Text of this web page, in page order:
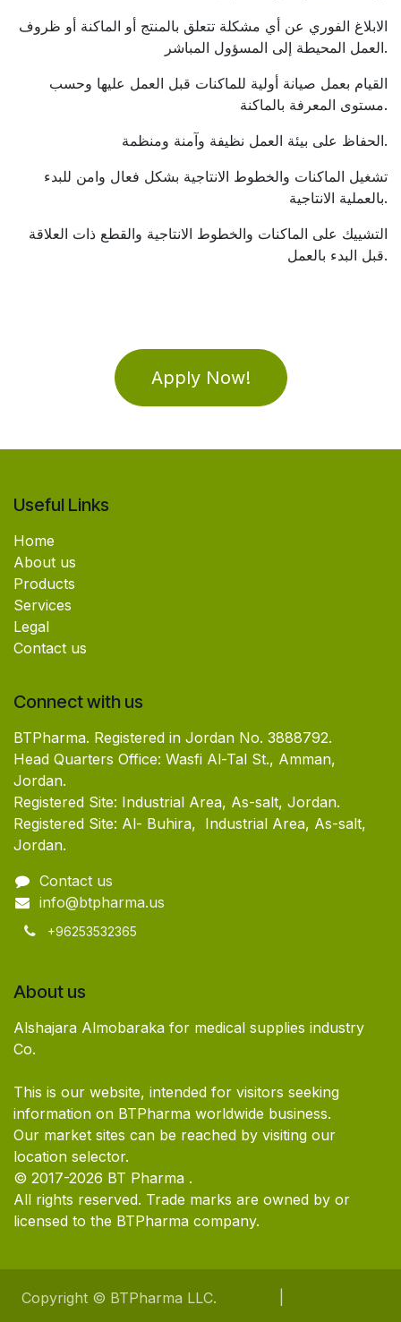
الابلاغ الفوري عن أي مشكلة تتعلق بالمنتج أو الماكنة أو ظروف
العمل المحيطة إلى المسؤول المباشر.
القيام بعمل صيانة أولية للماكنات قبل العمل عليها وحسب
مستوى المعرفة بالماكنة.
الحفاظ على بيئة العمل نظيفة وآمنة ومنظمة.
تشغيل الماكنات والخطوط الانتاجية بشكل فعال وامن للبدء
بالعملية الانتاجية.
التشييك على الماكنات والخطوط الانتاجية والقطع ذات العلاقة
قبل البدء بالعمل.
Apply Now!
Useful Links
Home
About us
Products
Services
Legal
Contact us
Connect with us
BTPharma. Registered in Jordan No. 3888792.
Head Quarters Office: Wasfi Al-Tal St., Amman,
Jordan.
Registered Site: Industrial Area, As-salt, Jordan.
Registered Site: Al- Buhira, Industrial Area, As-salt,
Jordan.
Contact us
info@btpharma.us
+96253532365
About us
Alshajara Almobaraka for medical supplies industry
Co.
This is our website, intended for visitors seeking
information on BTPharma worldwide business.
Our market sites can be reached by visiting our
location selector.
© 2017-2026 BT Pharma .
All rights reserved. Trade marks are owned by or
licensed to the BTPharma company.
Copyright © BTPharma LLC.